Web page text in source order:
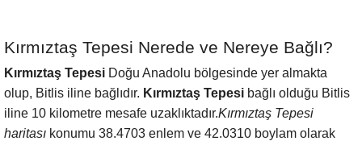
Kırmıztaş Tepesi Nerede ve Nereye Bağlı?
Kırmıztaş Tepesi Doğu Anadolu bölgesinde yer almakta
olup, Bitlis iline bağlıdır. Kırmıztaş Tepesi bağlı olduğu Bitlis
iline 10 kilometre mesafe uzaklıktadır.Kırmıztaş Tepesi
haritası konumu 38.4703 enlem ve 42.0310 boylam olarak